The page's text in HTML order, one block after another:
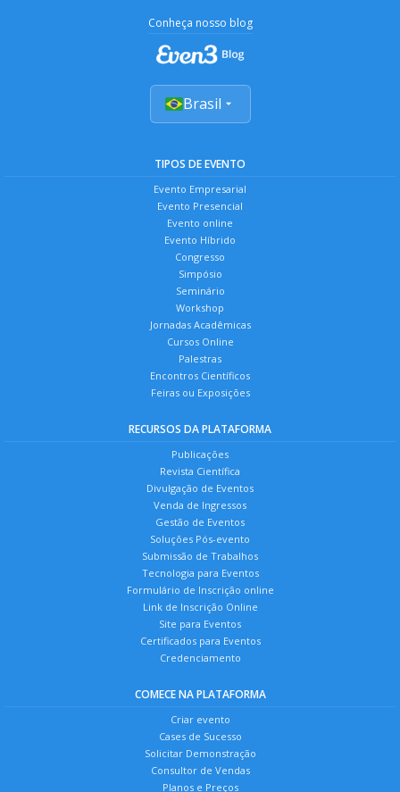
Conheça nosso blog
Brasil
TIPOS DE EVENTO
Evento Empresarial
Evento Presencial
Evento online
Evento Híbrido
Congresso
Simpósio
Seminário
Workshop
Jornadas Acadêmicas
Cursos Online
Palestras
Encontros Científicos
Feiras ou Exposições
RECURSOS DA PLATAFORMA
Publicações
Revista Científica
Divulgação de Eventos
Venda de Ingressos
Gestão de Eventos
Soluções Pós-evento
Submissão de Trabalhos
Tecnologia para Eventos
Formulário de Inscrição online
Link de Inscrição Online
Site para Eventos
Certificados para Eventos
Credenciamento
COMECE NA PLATAFORMA
Criar evento
Cases de Sucesso
Solicitar Demonstração
Consultor de Vendas
Planos e Preços